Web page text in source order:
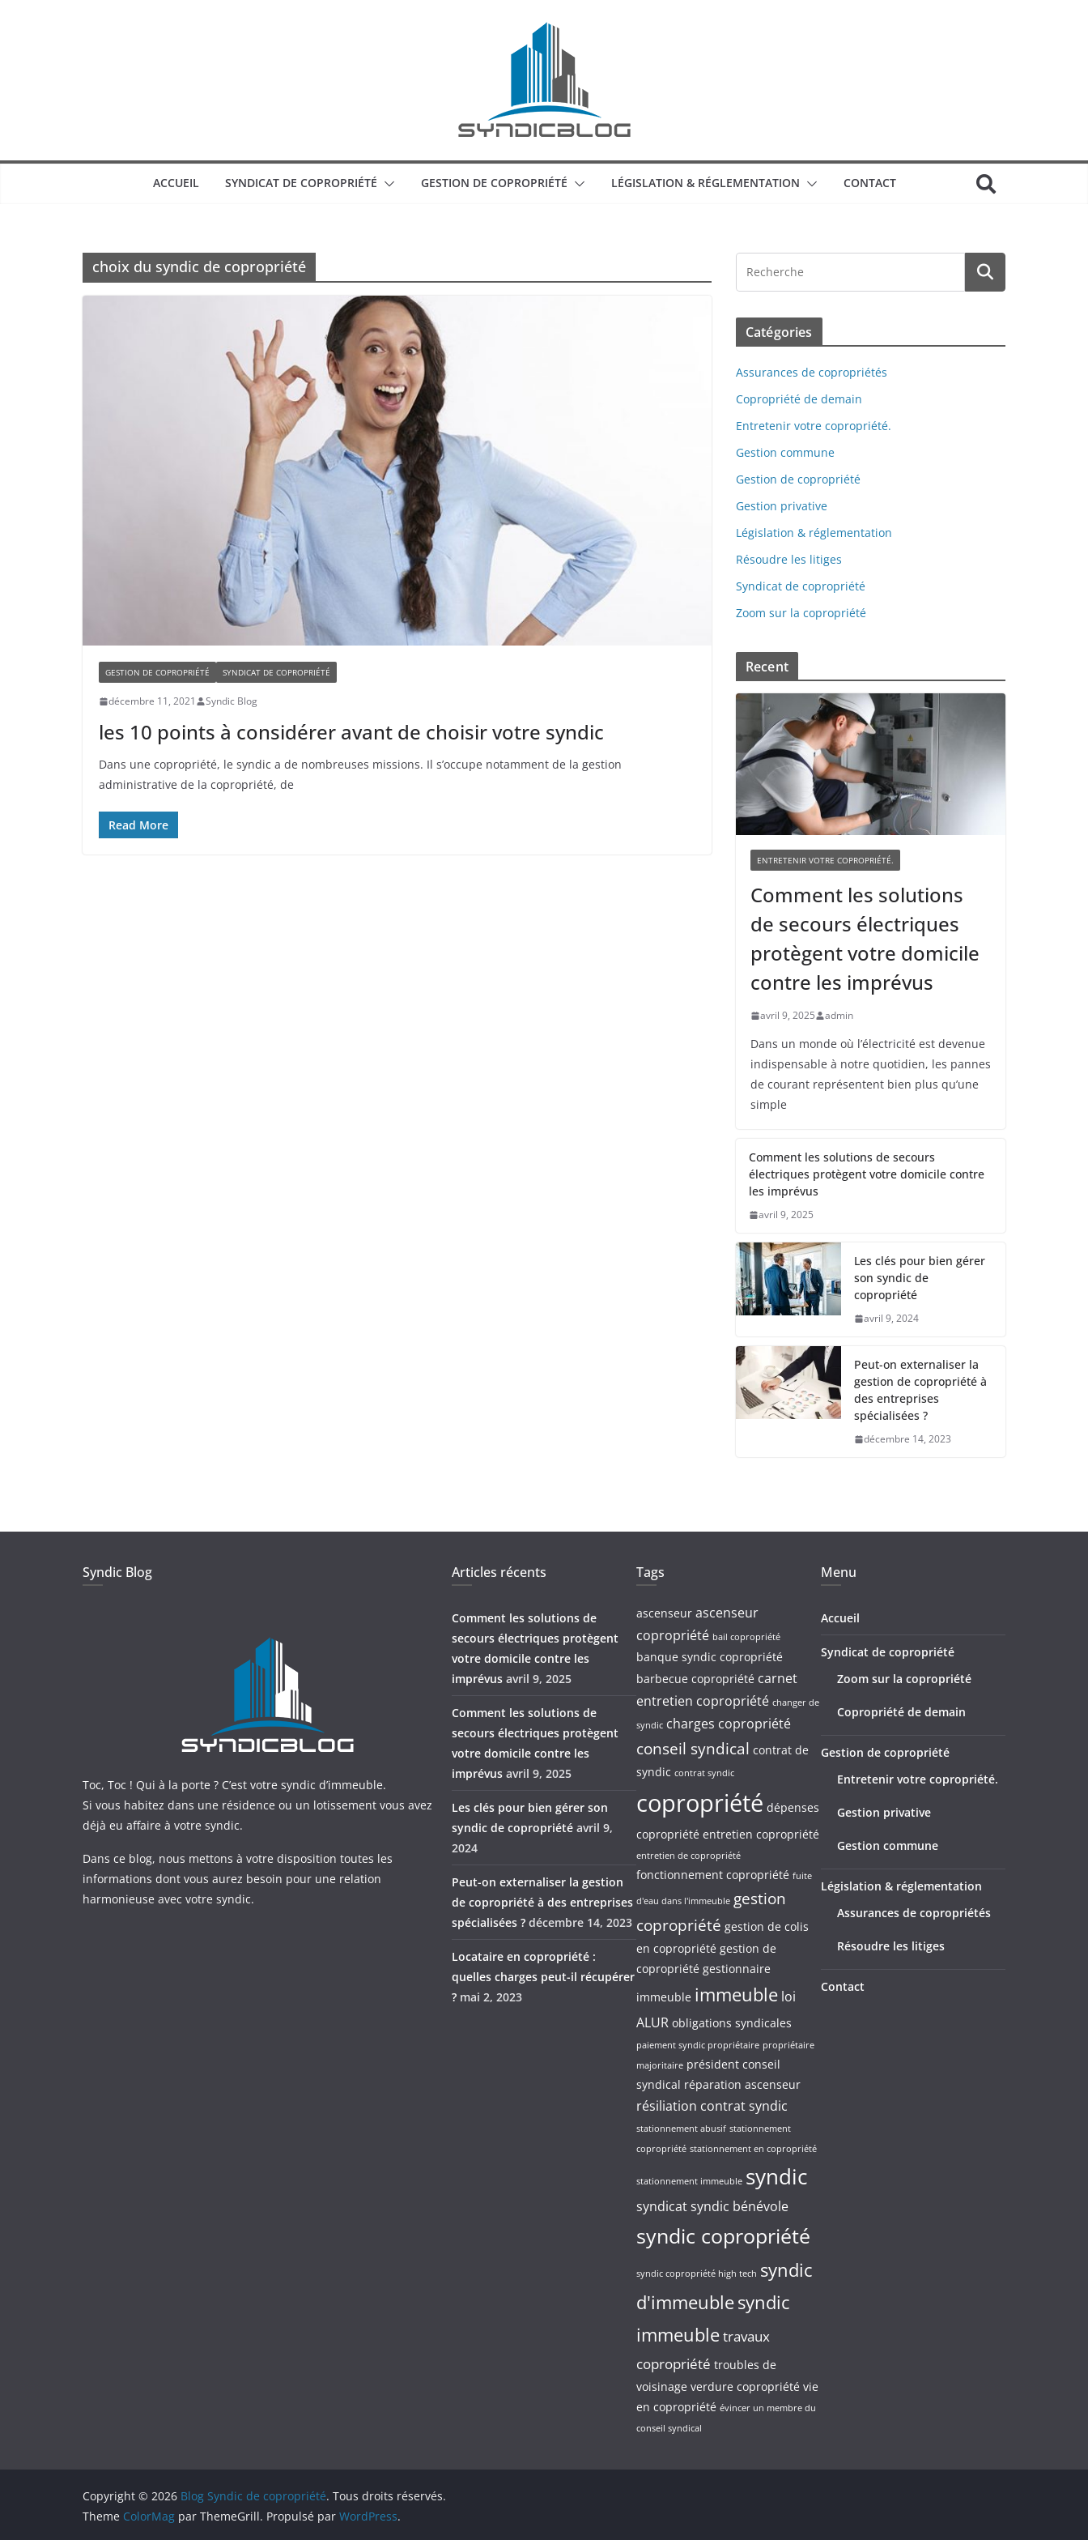
ACCUEIL SYNDICAT DE COPROPRIÉTÉ GESTION DE COPROPRIÉTÉ LÉGISLATION & RÉGLEMENTATION CONTACT
choix du syndic de copropriété
GESTION DE COPROPRIÉTÉ SYNDICAT DE COPROPRIÉTÉ
décembre 11, 2021 Syndic Blog
les 10 points à considérer avant de choisir votre syndic
Dans une copropriété, le syndic a de nombreuses missions. Il s’occupe notamment de la gestion
administrative de la copropriété, de
Read More
Catégories
Assurances de copropriétés
Copropriété de demain
Entretenir votre copropriété.
Gestion commune
Gestion de copropriété
Gestion privative
Législation & réglementation
Résoudre les litiges
Syndicat de copropriété
Zoom sur la copropriété
Recent
ENTRETENIR VOTRE COPROPRIÉTÉ.
Comment les solutions
de secours électriques
protègent votre domicile
contre les imprévus
avril 9, 2025 admin
Dans un monde où l’électricité est devenue
indispensable à notre quotidien, les pannes
de courant représentent bien plus qu’une
simple
Comment les solutions de secours
électriques protègent votre domicile contre
les imprévus
avril 9, 2025
Les clés pour bien gérer
son syndic de
copropriété
avril 9, 2024
Peut-on externaliser la
gestion de copropriété à
des entreprises
spécialisées ?
décembre 14, 2023
Syndic Blog
Toc, Toc ! Qui à la porte ? C’est votre syndic d’immeuble.
Si vous habitez dans une résidence ou un lotissement vous avez
déjà eu affaire à votre syndic.
Dans ce blog, nous mettons à votre disposition toutes les
informations dont vous aurez besoin pour une relation
harmonieuse avec votre syndic.
Articles récents
Comment les solutions de
secours électriques protègent
votre domicile contre les
imprévus avril 9, 2025
Comment les solutions de
secours électriques protègent
votre domicile contre les
imprévus avril 9, 2025
Les clés pour bien gérer son
syndic de copropriété avril 9,
2024
Peut-on externaliser la gestion
de copropriété à des entreprises
spécialisées ? décembre 14, 2023
Locataire en copropriété :
quelles charges peut-il récupérer
? mai 2, 2023
Tags
ascenseur ascenseur
copropriété bail copropriété
banque syndic copropriété
barbecue copropriété carnet
entretien copropriété changer de
syndic charges copropriété
conseil syndical contrat de
syndic contrat syndic
copropriété dépenses
copropriété entretien copropriété
entretien de copropriété
fonctionnement copropriété fuite
d'eau dans l'immeuble gestion
copropriété gestion de colis
en copropriété gestion de
copropriété gestionnaire
immeuble immeuble loi
ALUR obligations syndicales
paiement syndic propriétaire propriétaire
majoritaire président conseil
syndical réparation ascenseur
résiliation contrat syndic
stationnement abusif stationnement
copropriété stationnement en copropriété
stationnement immeuble syndic
syndicatsyndic bénévole
syndic copropriété
syndic copropriété high tech syndic
d'immeublesyndic
immeubletravaux
copropriété troubles de
voisinage verdure copropriété vie
en copropriété évincer un membre du
conseil syndical
Menu
Accueil
Syndicat de copropriété
Zoom sur la copropriété
Copropriété de demain
Gestion de copropriété
Entretenir votre copropriété.
Gestion privative
Gestion commune
Législation & réglementation
Assurances de copropriétés
Résoudre les litiges
Contact
Copyright © 2026 Blog Syndic de copropriété. Tous droits réservés.
Theme ColorMag par ThemeGrill. Propulsé par WordPress.